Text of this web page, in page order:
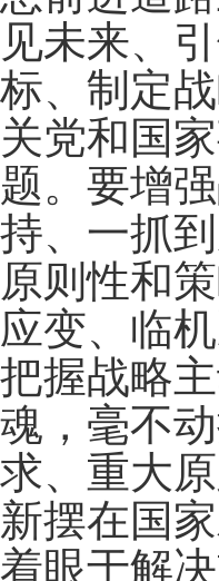
见未来、
标、制定
关党和国
题。要增
持、一抓
原则性和
应变、临
把握战略
魂，毫不
求、重大
新摆在国
着眼于解